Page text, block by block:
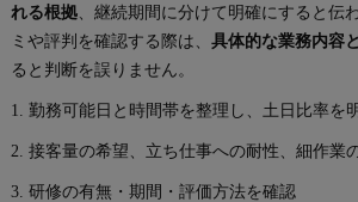
れる根拠、継続期間に分けて明確にすると伝
ミや評判を確認する際は、 具体的な業務内容
ると判断を誤りません。
1. 勤務可能日と時間帯を整理し、土日比率を
2. 接客量の希望、立ち仕事への耐性、細作業
3. 研修の有無・期間・評価方法を確認